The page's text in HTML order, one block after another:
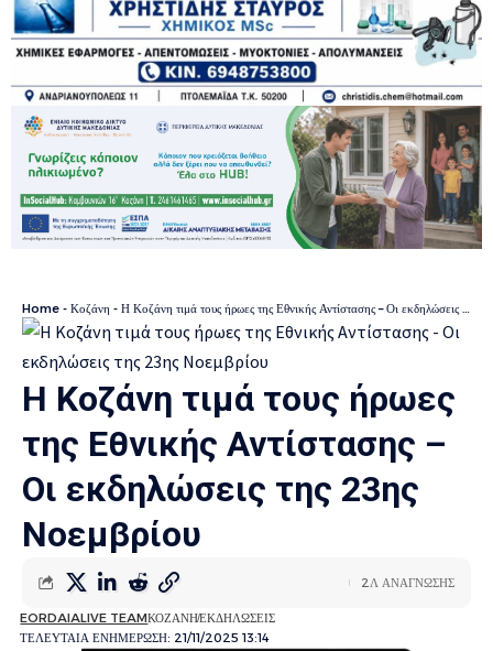
Home - Κοζάνη - Η Κοζάνη τιμά τους ήρωες της Εθνικής Αντίστασης – Οι εκδηλώσεις της 23ης Νοεμβρίου
Η Κοζάνη τιμά τους ήρωες
της Εθνικής Αντίστασης –
Οι εκδηλώσεις της 23ης
Νοεμβρίου
ΤΕΛΕΥΤΑΙΑ ΕΝΗΜΕΡΩΣΗ: 21/11/2025 13:14
EORDAIALIVE TEAMΚΟΖΑΝΗΕΚΔΗΛΩΣΕΙΣ
2Λ ΑΝΑΓΝΩΣΗΣ